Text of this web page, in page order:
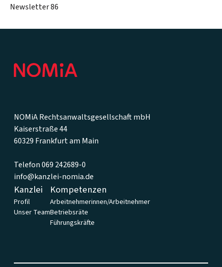
Newsletter 86
NOMiA Rechtsanwaltsgesellschaft mbH
Kaiserstraße 44
60329 Frankfurt am Main
Telefon 069 242689-0
info@kanzlei-nomia.de
Kanzlei
Profil
Unser Team
Kompetenzen
Arbeitnehmerinnen/Arbeitnehmer
Betriebsräte
Führungskräfte